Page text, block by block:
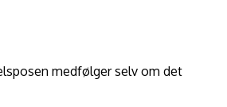
medfølger selv om det